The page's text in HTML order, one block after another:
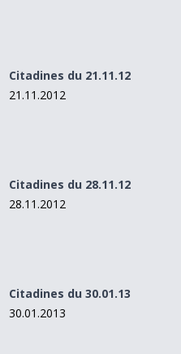
Citadines du 21.11.12
21.11.2012
Citadines du 28.11.12
28.11.2012
Citadines du 30.01.13
30.01.2013